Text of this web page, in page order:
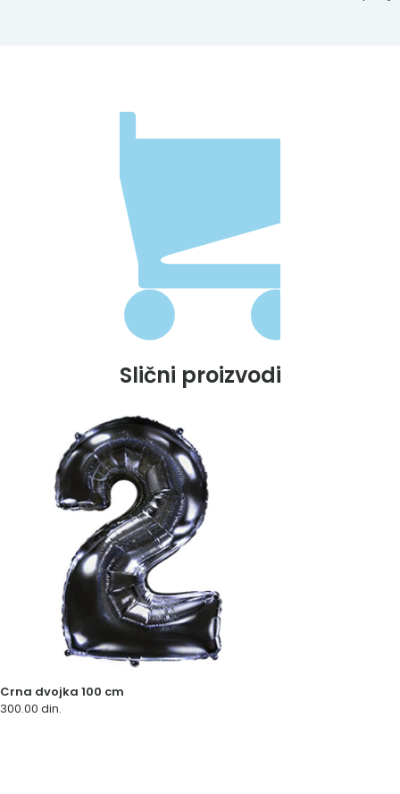
Slični proizvodi
Crna dvojka 100 cm
300.00 din.